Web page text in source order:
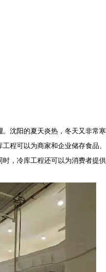
。沈阳 的夏天炎热，冬天又非常寒
程可以为商家和企业储存食品、
，冷库工程还可以为消费者提供